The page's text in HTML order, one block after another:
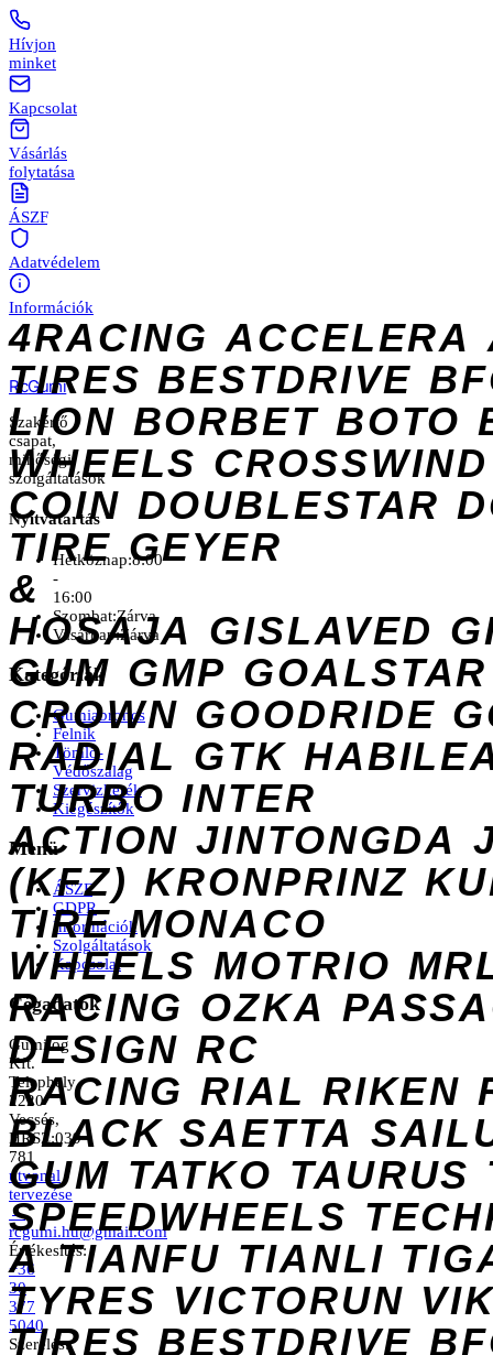
Hívjon
minket
Kapcsolat
Vásárlás
folytatása
ÁSZF
Adatvédelem
Információk
4RACING ACCELERA
TIRES BESTDRIVE
LION BORBET BOTO
WHEELS CROSSWIND
COIN DOUBLESTAR
TIRE GEYER
&
HOSAJA GISLAVED
GUM GMP GOALSTAR
CROWN GOODRIDE
RADIAL GTK
TURBO INTER
ACTION JINTONGDA
(KFZ) KRONPRINZ
TIRE MONACO
WHEELS MOTRIO
RACING OZKA
DESIGN RC
RACING RIAL RIKEN
BLACK SAETTA
GUM TATKO TAURUS
SPEEDWHEELS
A TIANFU TIANLI
TYRES VICTORUN
TIRES BESTDRIVE
RcGumi
Szakértő
csapat,
minőségi
szolgáltatások
Nyitvatartás
Hétköznap:8:00
-
16:00
Szombat:Zárva
Vasárnap:Zárva
Kategóriák
Gumiabroncs
Felnik
Tömlő-
Védőszalag
Szervizkerék
Kiegészítők
Menü
ÁSZF
GDPR
Információk
Szolgáltatások
Kapcsolat
Cégadatok
Gumilog
Kft.
Telephely
2220
Vecsés,
HRSZ:039
781
útvonal
tervezése
→
rcgumi.hu@gmail.com
Értékesítés:
+36
30
377
5040
Szerelés: